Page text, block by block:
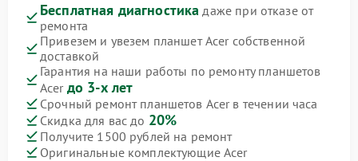
Бесплатная диагностика даже при отказе от
ремонта
Привезем и увезем планшет Acer собственной
доставкой
Гарантия на наши работы по ремонту планшетов
Acer до 3-х лет
Срочный ремонт планшетов Acer в течении часа
Скидка для вас до 20%
Получите 1500 рублей на ремонт
Оригинальные комплектующие Acer